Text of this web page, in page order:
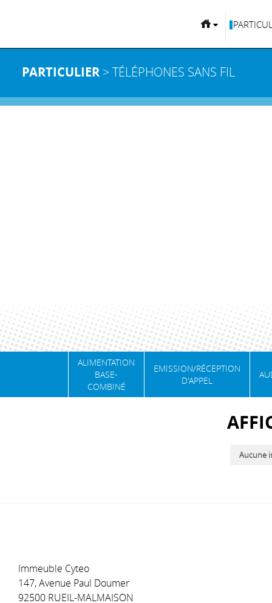
PARTICULIER > TÉLÉPHONES SANS FIL
ALIMENTATION
BASE-
COMBINÉ
EMISSION/RÉCEPTION
D'APPEL
Aucune
Immeuble Cyteo
147, Avenue Paul Doumer
92500 RUEIL-MALMAISON